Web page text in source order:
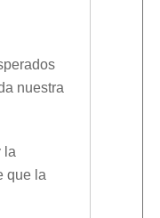
nuestra
la
que la